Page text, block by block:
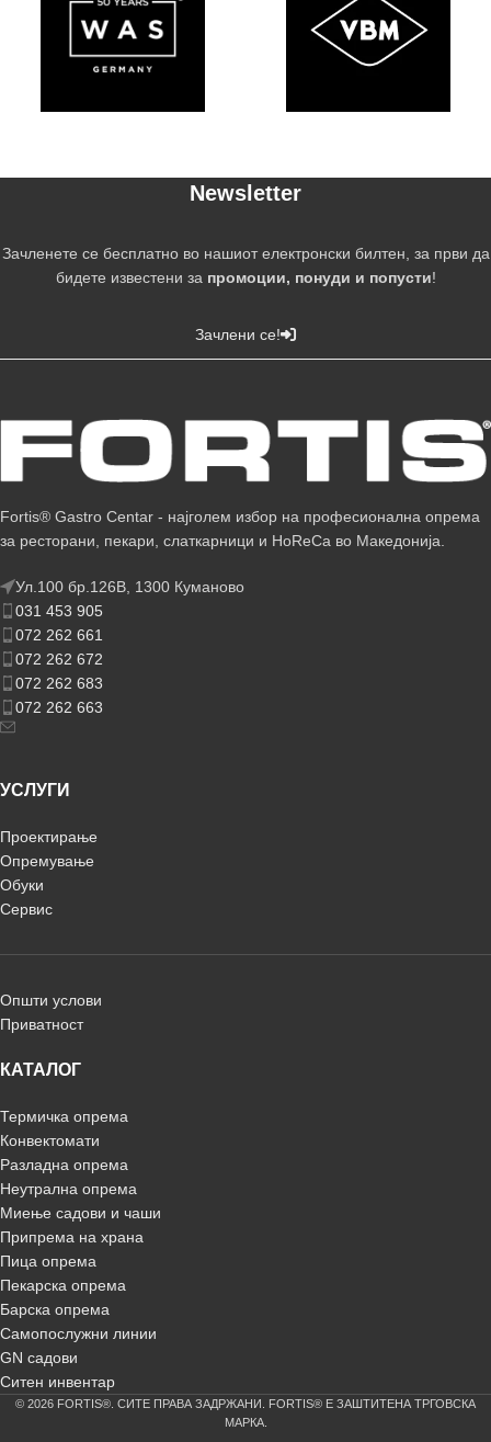
Newsletter
Зачленете се бесплатно во нашиот електронски билтен, за први да
бидете известени за промоции, понуди и попусти!
Зачлени се!
Fortis® Gastro Centar - најголем избор на професионална опрема
за ресторани, пекари, слаткарници и HoReCa во Македонија.
Ул.100 бр.126В, 1300 Куманово
031 453 905
072 262 661
072 262 672
072 262 683
072 262 663
УСЛУГИ
Проектирање
Опремување
Обуки
Сервис
Општи услови
Приватност
КАТАЛОГ
Термичка опрема
Конвектомати
Разладна опрема
Неутрална опрема
Миење садови и чаши
Припрема на храна
Пица опрема
Пекарска опрема
Барска опрема
Самопослужни линии
GN садови
Ситен инвентар
© 2026 FORTIS®. СИТЕ ПРАВА ЗАДРЖАНИ. FORTIS® Е ЗАШТИТЕНА ТРГОВСКА
МАРКА.